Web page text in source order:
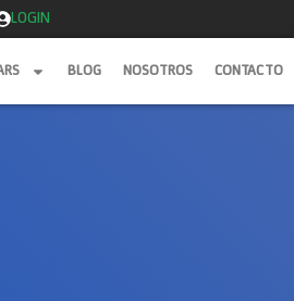
LOGIN
BLOG NOSOTROS CONTACTO